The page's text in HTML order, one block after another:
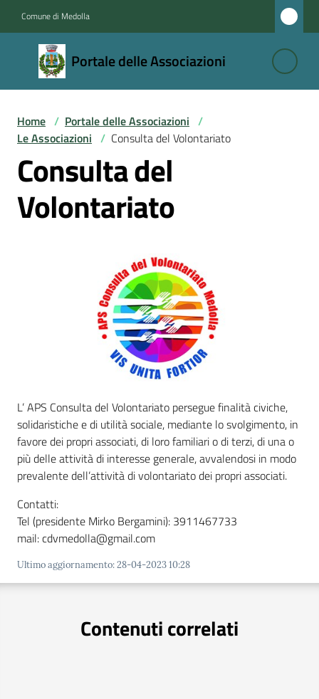
Comune di Medolla
Portale delle Associazioni
Portale
delle
Associazioni
Associazioni
Servizi
Vivere il Comune
Home / Portale delle Associazioni /
Le Associazioni / Consulta del Volontariato
Consulta del
Volontariato
L’ APS Consulta del Volontariato persegue finalità civiche,
solidaristiche e di utilità sociale, mediante lo svolgimento, in
favore dei propri associati, di loro familiari o di terzi, di una o
più delle attività di interesse generale, avvalendosi in modo
prevalente dell’attività di volontariato dei propri associati.
Contatti:
Tel (presidente Mirko Bergamini): 3911467733
mail: cdvmedolla@gmail.com
Ultimo aggiornamento:28-04-2023 10:28
Contenuti correlati